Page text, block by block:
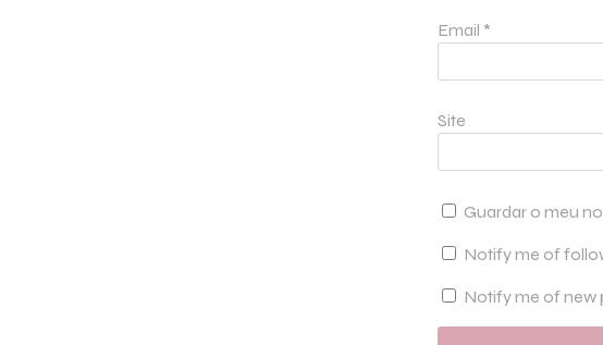
Email *
Site
Guardar o meu
Notify me of
Notify me of new